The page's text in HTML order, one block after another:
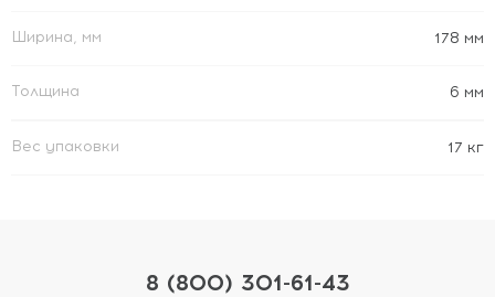
Ширина, мм 178 мм
Толщина 6 мм
Вес упаковки 17 кг
8 (800) 301-61-43